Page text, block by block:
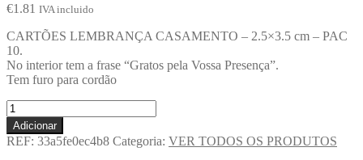
€1.81 IVA incluido
CARTÕES LEMBRANÇA CASAMENTO – 2.5×3.5 cm – PAC
10.
No interior tem a frase “Gratos pela Vossa Presença”.
Tem furo para cordão
Adicionar
REF: 33a5fe0ec4b8 Categoria: VER TODOS OS PRODUTOS